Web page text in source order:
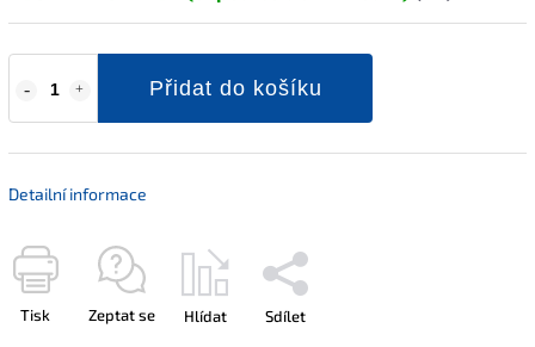
Přidat do košíku
Detailní informace
Tisk Zeptat se Hlídat Sdílet